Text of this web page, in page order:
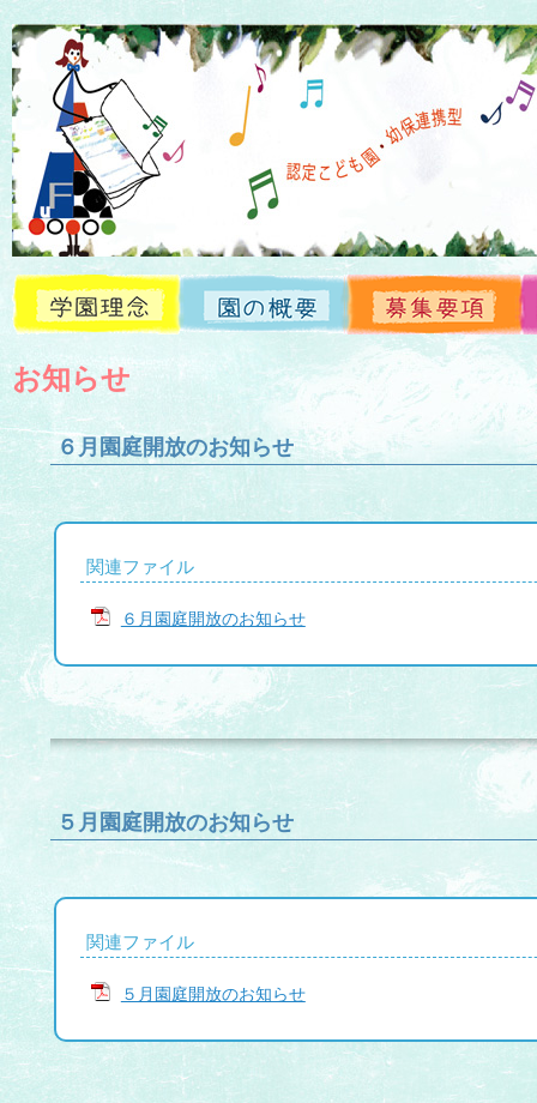
お知らせ
募集要項
お知らせ
６月園庭開放のお知らせ
関連ファイル
６月園庭開放のお知らせ
５月園庭開放のお知らせ
関連ファイル
５月園庭開放のお知らせ